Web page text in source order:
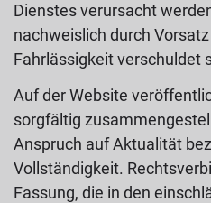
Dienstes verursacht
nachweislich durch
Fahrlässigkeit verschuldet
Auf der Website
sorgfältig
Anspruch auf Aktualität
Vollständigkeit.
Fassung, die in den